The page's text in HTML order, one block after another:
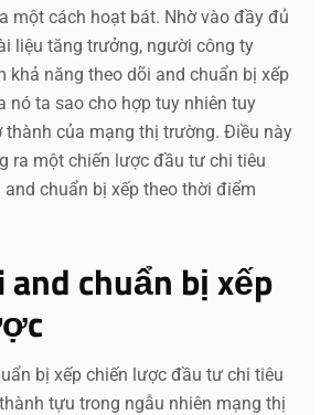
một cách hoạt bát. Nhờ vào đầy đủ
liệu tăng trưởng, người công ty
khả năng theo dõi and chuẩn bị xếp
nó ta sao cho hợp tuy nhiên tuy
thành của mạng thị trường. Điều này
ra một chiến lược đầu tư chi tiêu
chuẩn bị xếp theo thời điểm
and chuẩn bị xếp
bị xếp chiến lược đầu tư chi tiêu
tựu trong ngẫu nhiên mạng thị